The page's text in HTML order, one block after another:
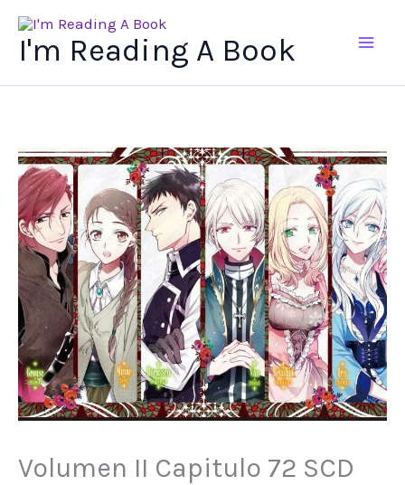
I'm Reading A Book
Volumen II Capitulo 72 SCD